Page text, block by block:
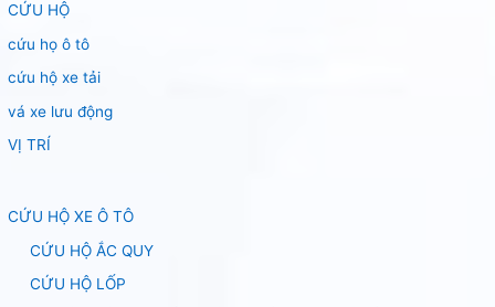
CỨU HỘ
cứu họ ô tô
cứu hộ xe tải
vá xe lưu động
VỊ TRÍ
CỨU HỘ XE Ô TÔ
CỨU HỘ ẮC QUY
CỨU HỘ LỐP